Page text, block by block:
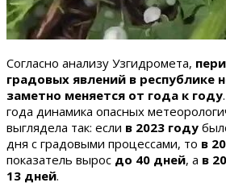
Согласно анализу Узгидромета,
градовых явлений в республике
заметно меняется от года к году
года динамика опасных
выглядела так: если в 2023 году
дня с градовыми процессами, то в
показатель вырос до 40 дней, а в
13 дней.